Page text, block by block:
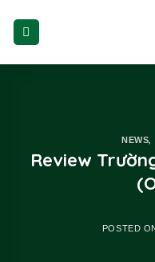
content
NEWS
Review
POSTED